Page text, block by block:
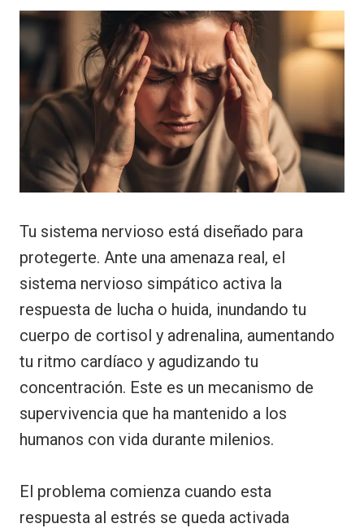
Tu sistema nervioso está diseñado para
protegerte. Ante una amenaza real, el
sistema nervioso simpático activa la
respuesta de lucha o huida, inundando tu
cuerpo de cortisol y adrenalina, aumentando
tu ritmo cardíaco y agudizando tu
concentración. Este es un mecanismo de
supervivencia que ha mantenido a los
humanos con vida durante milenios.
El problema comienza cuando esta
respuesta al estrés se queda activada